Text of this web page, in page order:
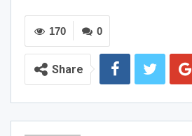
0
170
Share